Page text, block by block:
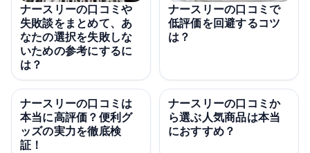
ナースリーの口コミや
失敗談をまとめて、あ
なたの選択を失敗しな
いための参考にするに
は？
ナースリーの口コミで
低評価を回避するコツ
は？
ナースリーの口コミは
本当に高評価？便利グ
ッズの実力を徹底検
証！
ナースリーの口コミか
ら選ぶ人気商品は本当
におすすめ？